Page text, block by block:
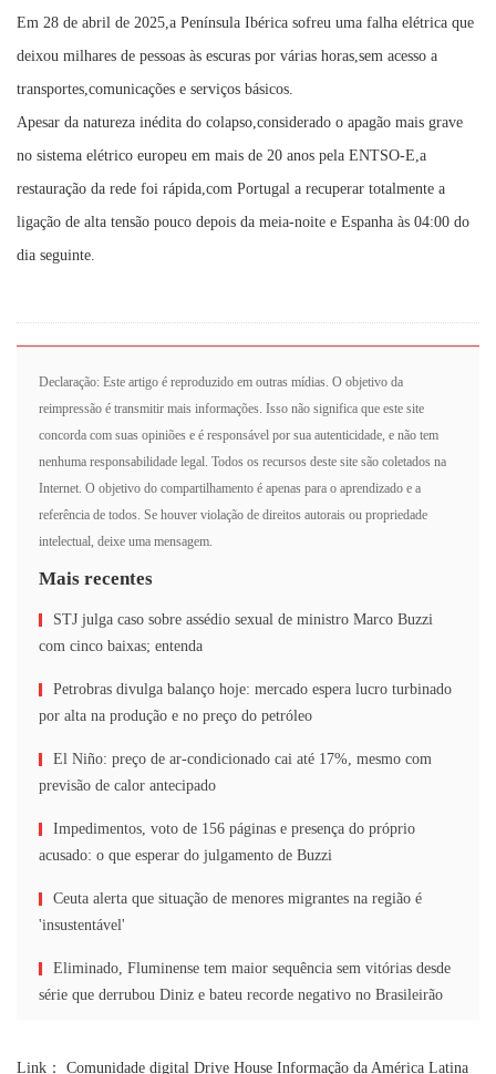
Em 28 de abril de 2025,a Península Ibérica sofreu uma falha elétrica que
deixou milhares de pessoas às escuras por várias horas,sem acesso a
transportes,comunicações e serviços básicos.
Apesar da natureza inédita do colapso,considerado o apagão mais grave
no sistema elétrico europeu em mais de 20 anos pela ENTSO-E,a
restauração da rede foi rápida,com Portugal a recuperar totalmente a
ligação de alta tensão pouco depois da meia-noite e Espanha às 04:00 do
dia seguinte.
Declaração: Este artigo é reproduzido em outras mídias. O objetivo da
reimpressão é transmitir mais informações. Isso não significa que este site
concorda com suas opiniões e é responsável por sua autenticidade, e não tem
nenhuma responsabilidade legal. Todos os recursos deste site são coletados na
Internet. O objetivo do compartilhamento é apenas para o aprendizado e a
referência de todos. Se houver violação de direitos autorais ou propriedade
intelectual, deixe uma mensagem.
Mais recentes
STJ julga caso sobre assédio sexual de ministro Marco Buzzi
com cinco baixas; entenda
Petrobras divulga balanço hoje: mercado espera lucro turbinado
por alta na produção e no preço do petróleo
El Niño: preço de ar-condicionado cai até 17%, mesmo com
previsão de calor antecipado
Impedimentos, voto de 156 páginas e presença do próprio
acusado: o que esperar do julgamento de Buzzi
Ceuta alerta que situação de menores migrantes na região é
'insustentável'
Eliminado, Fluminense tem maior sequência sem vitórias desde
série que derrubou Diniz e bateu recorde negativo no Brasileirão
Link： Comunidade digital Drive House Informação da América Latina